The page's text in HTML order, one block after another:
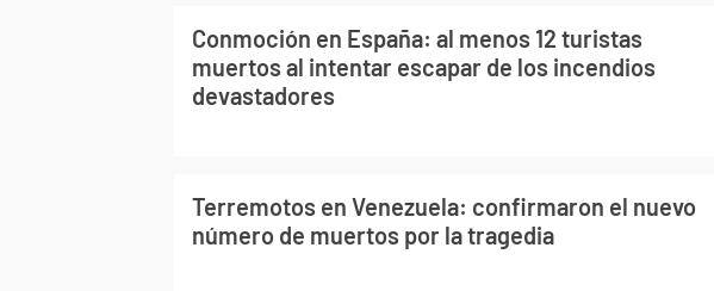
Conmoción en España: al menos 12 turistas
muertos al intentar escapar de los incendios
devastadores
Terremotos en Venezuela: confirmaron el nuevo
número de muertos por la tragedia